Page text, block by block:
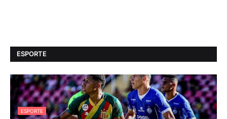
ESPORTE
ESPORTE